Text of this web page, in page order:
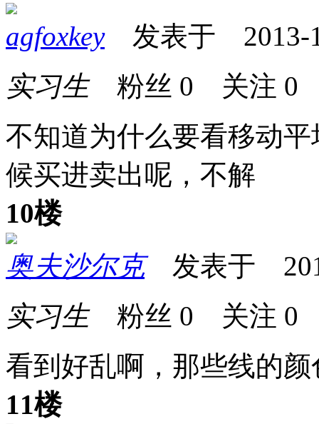
agfoxkey发表于 2013-
实习生粉丝 0 关注 0
不知道为什么要看移动
候买进卖出呢，不解
10楼
奥夫沙尔克发表于
实习生粉丝 0 关注 0
看到好乱啊，那些线的
11楼